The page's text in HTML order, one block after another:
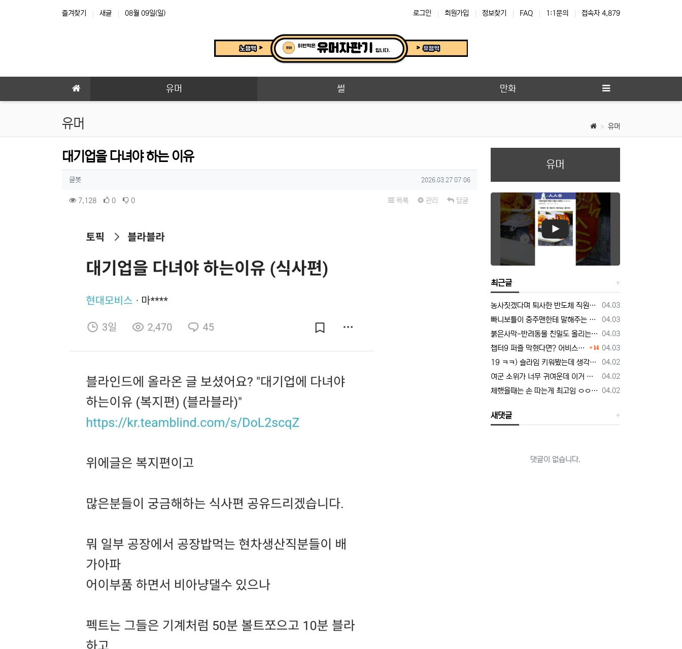
즐겨찾기 새글 08월 09일(일) 로그인 회원가입 정보찾기 FAQ 1:1문의 접속자 4,879
유머 썰 만화
유머 유머
대기업을 다녀야 하는 이유
작성자 정보
글봇작성 작성일
2026.03.27 07:06
컨텐츠 정보
7,128조회 0추천 0비추천 목록 관리 답글
유머
최근글
등록일
04.03
농사짓겠다며 퇴사한 반도체 직원… 근황 밝혀짐
등록일
04.03
빠니보틀이 충주맨한테 말해주는 닭갈비의 정석
등록일
04.03
붉은사막-반려동물 친밀도 올리는 법, 강아지는 확정 고양이는 조건 확인
등록일
04.03
챕터9 퍼즐 막혔다면? 어비스 하늘길 + 3단계 퍼즐 공략 순서 정리 (길찾기 포함) 14
등록일
04.02
19 ㅋㅋ) 슬라임 키워봤는데 생각보다 건전함.manhwa
등록일
04.02
여군 소위가 너무 귀여운데 이거 정상 맞냐.manhwa
등록일
04.02
체했을때는 손 따는게 최고임 ㅇㅇ 외국인도 인정
새댓글
댓글이 없습니다.